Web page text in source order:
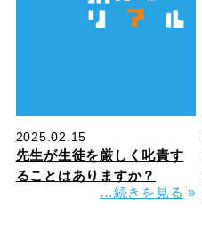
2025.02.15
先生が生徒を厳しく叱責す
ることはありますか？
…続きを見る »